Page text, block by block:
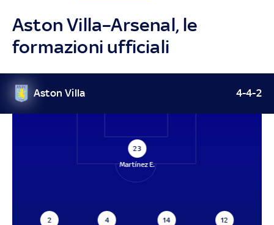
Aston Villa–Arsenal, le
formazioni ufficiali
Aston Villa 4-4-2
23
Martínez E.
2
4
14
12